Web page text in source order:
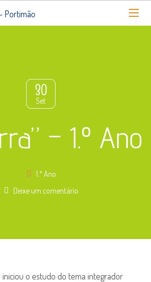
30
Set
– 1.º Ano
1.º Ano
Deixe um comentário
iniciou o estudo do tema integrador